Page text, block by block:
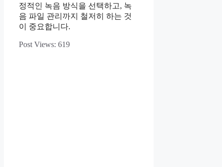
정적인 녹음 방식을 선택하고, 녹
음 파일 관리까지 철저히 하는 것
이 중요합니다.
Post Views: 619